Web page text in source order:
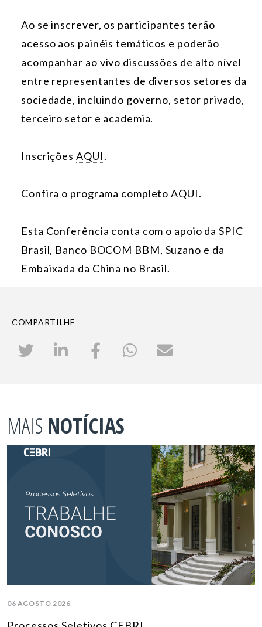
Ao se inscrever, os participantes terão
acesso aos painéis temáticos e poderão
acompanhar ao vivo discussões de alto nível
entre representantes de diversos setores da
sociedade, incluindo governo, setor privado,
terceiro setor e academia.
Inscrições AQUI.
Confira o programa completoAQUI.
Esta Conferência conta com o apoio da SPIC
Brasil, Banco BOCOM BBM, Suzano e da
Embaixada da China no Brasil.
COMPARTILHE
MAIS NOTÍCIAS
06 AGOSTO 2026